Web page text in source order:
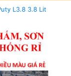
L3.8 3.8 Lit